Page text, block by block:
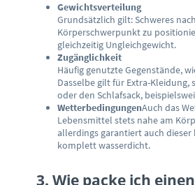
Gewichtsverteilung
Grundsätzlich gilt: Schweres
Körperschwerpunkt zu
gleichzeitig Ungleichgewicht.
Zugänglichkeit
Häufig genutzte Gegenstände,
Dasselbe gilt für Extra-Kleidung,
oder den Schlafsack,
WetterbedingungenAuch das
Lebensmittel stets nahe am
allerdings garantiert auch dieser
komplett wasserdicht.
3. Wie packe ich